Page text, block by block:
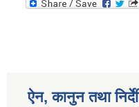
ऐन, कानुन तथा